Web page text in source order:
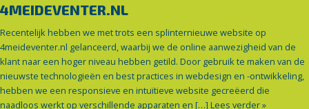
4MEIDEVENTER.NL
Recentelijk hebben we met trots een splinternieuwe website op
4meideventer.nl gelanceerd, waarbij we de online aanwezigheid van de
klant naar een hoger niveau hebben getild. Door gebruik te maken van de
nieuwste technologieën en best practices in webdesign en -ontwikkeling,
hebben we een responsieve en intuïtieve website gecreëerd die
naadloos werkt op verschillende apparaten en […] Lees verder »